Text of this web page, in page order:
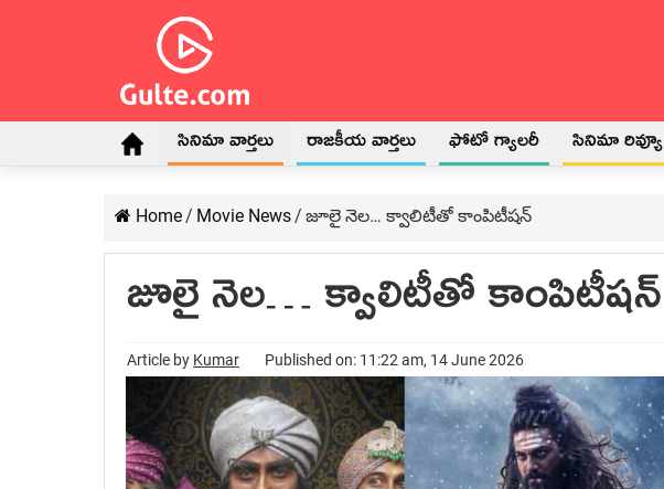
సినిమా వార్తలు రాజకీయ వార్తలు ఫోటో గ్యాలరీ సినిమా రివ్యూ
Home/ Movie News/ జూలై నెల… క్వాలిటీతో కాంపిటీషన్
జూలై నెల… క్వాలిటీతో కాంపిటీషన్
Article by Kumar Published on: 11:22 am, 14 June 2026